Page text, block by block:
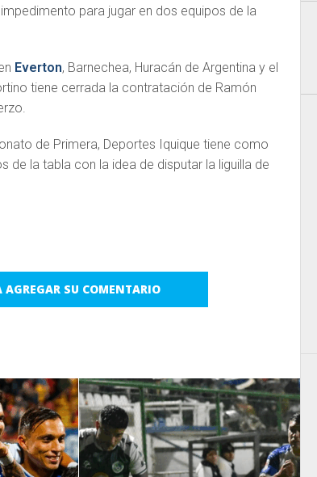
para jugar en dos equipos de la
Everton, Barnechea, Huracán de Argentina y el
tiene cerrada la contratación de Ramón
de Primera, Deportes Iquique tiene como
de la tabla con la idea de disputar la liguilla de
AGREGAR SU COMENTARIO
LEER MÁS